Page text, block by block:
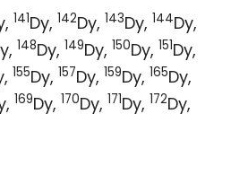
141Dy, 142Dy, 143Dy, 144Dy,
148Dy, 149Dy, 150Dy, 151Dy,
155Dy, 157Dy, 159Dy, 165Dy,
169Dy, 170Dy, 171Dy, 172Dy,